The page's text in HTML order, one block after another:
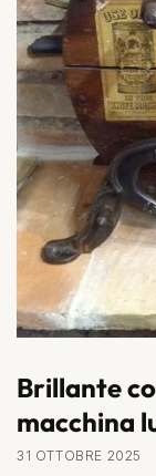
Brillante
macchina
31 OTTOBRE 2025